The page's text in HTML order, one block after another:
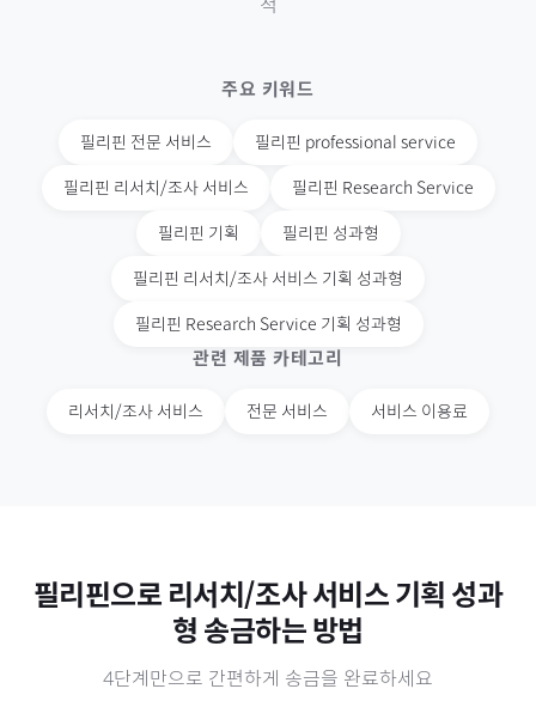
적
주요 키워드
필리핀 전문 서비스 필리핀 professional service
필리핀 리서치/조사 서비스 필리핀 Research Service
필리핀 기획 필리핀 성과형
필리핀 리서치/조사 서비스 기획 성과형
필리핀 Research Service 기획 성과형
관련 제품 카테고리
리서치/조사 서비스 전문 서비스 서비스 이용료
필리핀으로 리서치/조사 서비스 기획 성과
형 송금하는 방법
4단계만으로 간편하게 송금을 완료하세요